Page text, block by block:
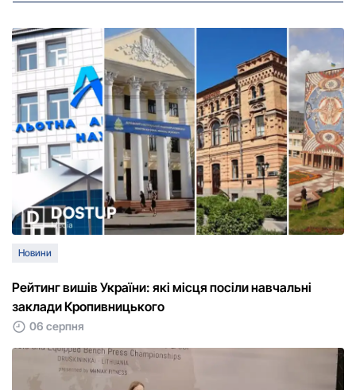
Новини
Рейтинг вишів України: які місця посіли навчальні
заклади Кропивницького
06 серпня